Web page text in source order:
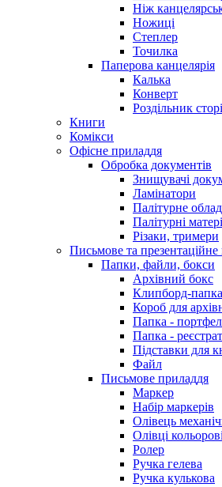
Ніж
Ножиці
Степлер
Точилка
Паперова канцелярія
Калька
Конверт
Роздільник
Книги
Комікси
Офісне приладдя
Обробка документів
Знищувачі
Ламінатори
Палітурне
Палітурні
Різаки, тримери
Письмове та
Папки, файли, бокси
Архівний бокс
Клипборд-папка
Короб для
Папка -
Папка -
Підставки для
Файл
Письмове приладдя
Маркер
Набір маркерів
Олівець
Олівці кольорові
Ролер
Ручка гелева
Ручка кулькова